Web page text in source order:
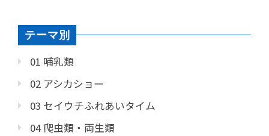
テーマ別
01 哺乳類
02 アシカショー
03 セイウチふれあいタイム
04 爬虫類・両生類